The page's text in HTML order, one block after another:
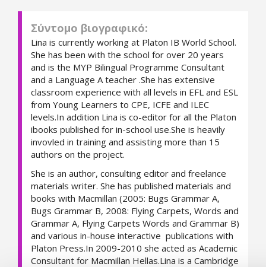
Σύντομο βιογραφικό:
Lina is currently working at Platon IB World School.
She has been with the school for over 20 years
and is the MYP Bilingual Programme Consultant
and a Language A teacher .She has extensive
classroom experience with all levels in EFL and ESL
from Young Learners to CPE, ICFE and ILEC
levels.In addition Lina is co-editor for all the Platon
ibooks published for in-school use.She is heavily
invovled in training and assisting more than 15
authors on the project.
She is an author, consulting editor and freelance
materials writer. She has published materials and
books with Macmillan (2005: Bugs Grammar A,
Bugs Grammar B, 2008: Flying Carpets, Words and
Grammar A, Flying Carpets Words and Grammar B)
and various in-house interactive publications with
Platon Press.In 2009-2010 she acted as Academic
Consultant for Macmillan Hellas.Lina is a Cambridge